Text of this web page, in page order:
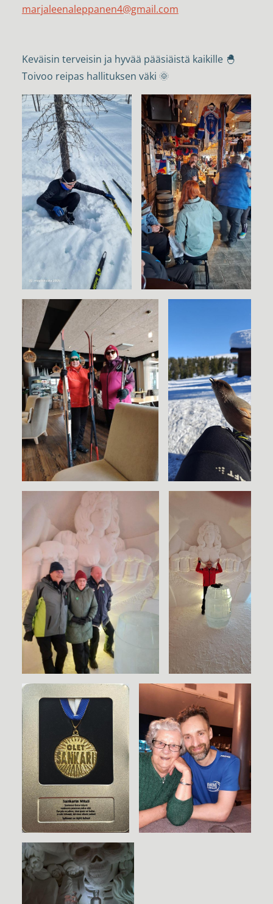
marjaleenaleppanen4@gmail.com
Keväisin terveisin ja hyvää pääsiäistä kaikille 🐣
Toivoo reipas hallituksen väki 🌞